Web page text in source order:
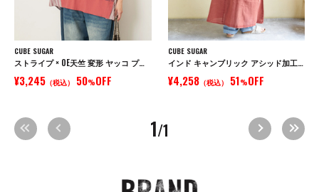
CUBE SUGAR
ストライプ × OE天竺 変形 ヤッコ プルオーバー シャツ
¥3,245 （税込） 50%OFF
CUBE SUGAR
インド キャンブリック アシッド加工 キャミワンピース
¥4,258（税込） 51%OFF
1/1